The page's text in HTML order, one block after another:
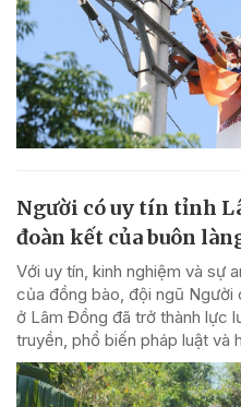
Người có uy tín tỉnh
đoàn kết của buôn
Với uy tín, kinh nghiệm và sự
của đồng bào, đội ngũ Người
ở Lâm Đồng đã trở thành lực
truyền, phổ biến pháp luật và